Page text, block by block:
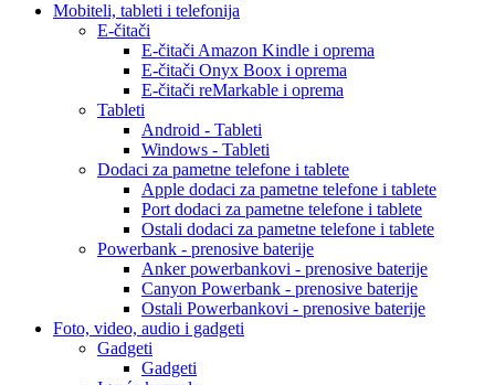
Mobiteli, tableti i telefonija
E-čitači
E-čitači Amazon Kindle i oprema
E-čitači Onyx Boox i oprema
E-čitači reMarkable i oprema
Tableti
Android - Tableti
Windows - Tableti
Dodaci za pametne telefone i tablete
Apple dodaci za pametne telefone i tablete
Port dodaci za pametne telefone i tablete
Ostali dodaci za pametne telefone i tablete
Powerbank - prenosive baterije
Anker powerbankovi - prenosive baterije
Canyon Powerbank - prenosive baterije
Ostali Powerbankovi - prenosive baterije
Foto, video, audio i gadgeti
Gadgeti
Gadgeti